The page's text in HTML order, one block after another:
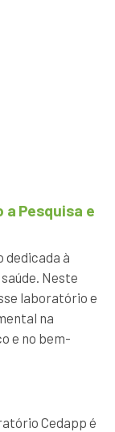
a Pesquisa e
dedicada à
Neste
laboratório e
na
e no bem-
Cedapp é